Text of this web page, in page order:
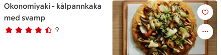
Okonomiyaki - kålpannkaka
med svamp
Betyg 4.3 av 5. 9
9 personer har röstat
En stekt kålpannkaka